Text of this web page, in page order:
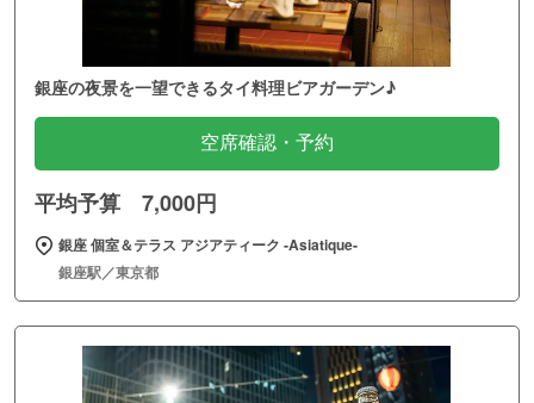
銀座の夜景を一望できるタイ料理ビアガーデン♪
空席確認・予約
平均予算 7,000円
銀座 個室＆テラス アジアティーク ‐Asiatique‐
銀座駅／東京都